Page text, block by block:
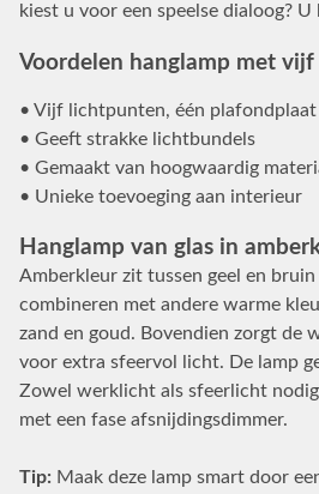
kiest u voor een speelse dialoog? U
Voordelen hanglamp met vijf
• Vijf lichtpunten, één plafondplaat
• Geeft strakke lichtbundels
• Gemaakt van hoogwaardig
• Unieke toevoeging aan interieur
Hanglamp van glas in
Amberkleur zit tussen geel en
combineren met andere warme
zand en goud. Bovendien zorgt de
voor extra sfeervol licht. De lamp
Zowel werklicht als sfeerlicht
met een fase afsnijdingsdimmer.
Tip: Maak deze lamp smart door